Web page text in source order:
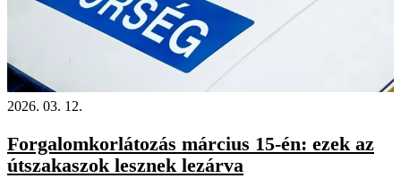
2026. 03. 12.
Forgalomkorlátozás március 15-én: ezek az
útszakaszok lesznek lezárva